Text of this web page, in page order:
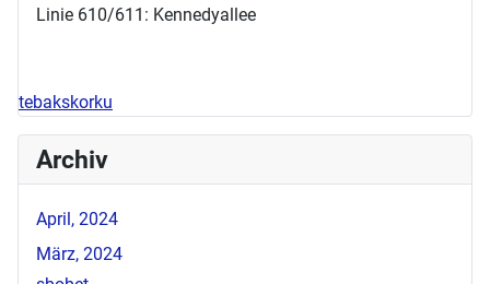
Linie 610/611: Kennedyallee
tebakskorku
Archiv
April, 2024
März, 2024